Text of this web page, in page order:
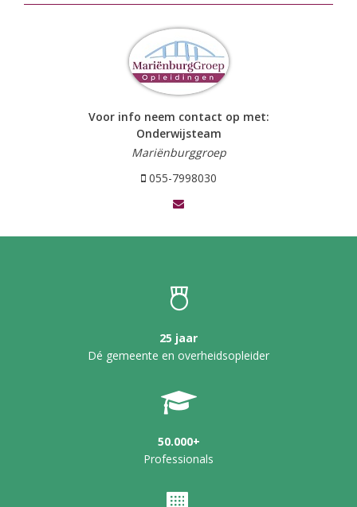
Voor info neem contact op met:
Onderwijsteam
Mariënburggroep
055-7998030
25 jaar
Dé gemeente en overheidsopleider
50.000+
Professionals